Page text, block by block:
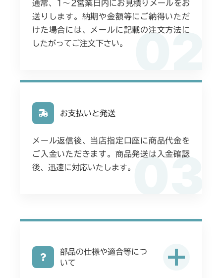
02
通常、1〜2営業日内にお見積りメールをお
送りします。納期や金額等にご納得いただ
けた場合には、メールに記載の注文方法に
したがってご注文下さい。
03
お支払いと発送
メール返信後、当店指定口座に商品代金を
ご入金いただきます。商品発送は入金確認
後、迅速に対応いたします。
部品の仕様や適合等につ
いて